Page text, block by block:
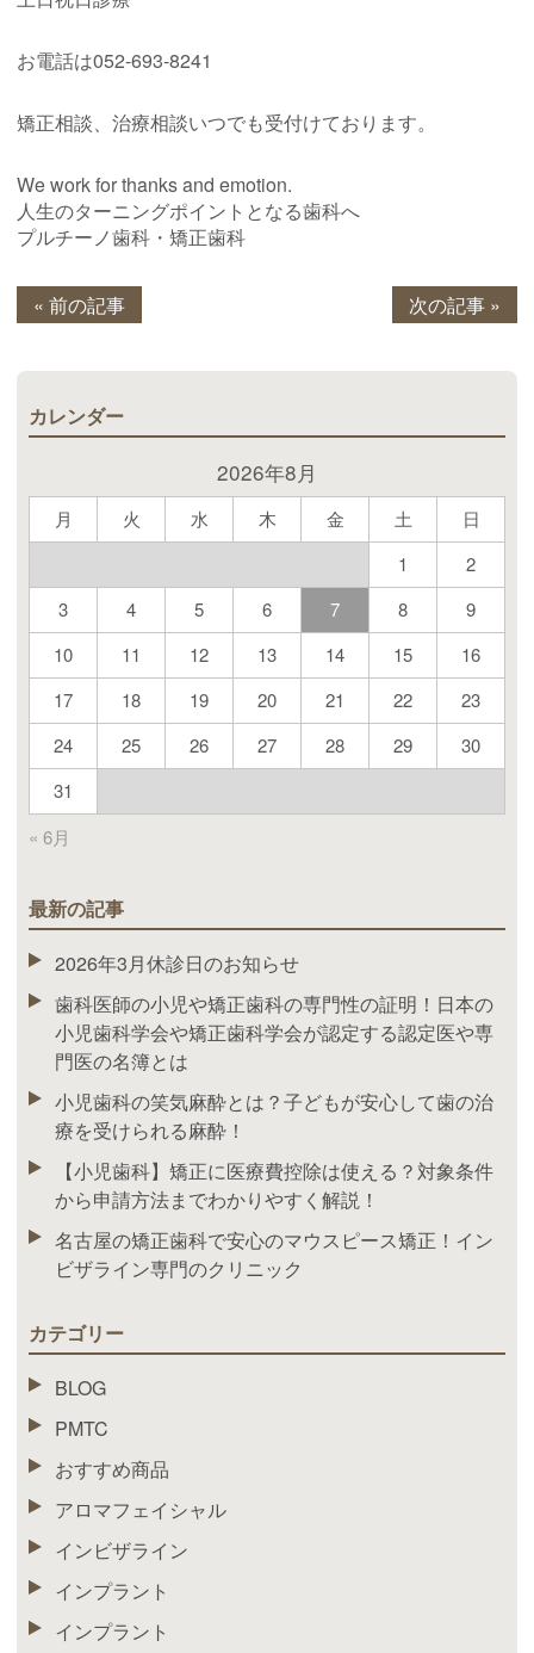
お電話は052-693-8241
矯正相談、治療相談いつでも受付けております。
We work for thanks and emotion.
人生のターニングポイントとなる歯科へ
プルチーノ歯科・矯正歯科
« 前の記事 次の記事 »
カレンダー
2026年8月
月 火 水 木 金 土 日
« 6月
1
2
3
4 5 6 7 8
9
10
11 12 13 14 15
16
17
18 19 20 21 22
23
24
25 26 27 28 29
30
31
最新の記事
2026年3月休診日のお知らせ
歯科医師の小児や矯正歯科の専門性の証明！日本の
小児歯科学会や矯正歯科学会が認定する認定医や専
門医の名簿とは
小児歯科の笑気麻酔とは？子どもが安心して歯の治
療を受けられる麻酔！
【小児歯科】矯正に医療費控除は使える？対象条件
から申請方法までわかりやすく解説！
名古屋の矯正歯科で安心のマウスピース矯正！イン
ビザライン専門のクリニック
カテゴリー
BLOG
PMTC
おすすめ商品
アロマフェイシャル
インビザライン
インプラント
インプラント